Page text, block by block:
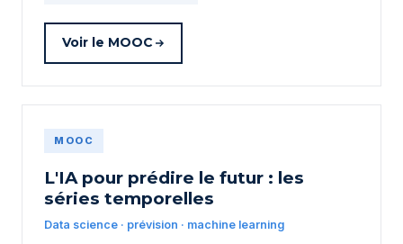
Voir le MOOC
MOOC
L'IA pour prédire le futur : les
séries temporelles
Data science · prévision · machine learning